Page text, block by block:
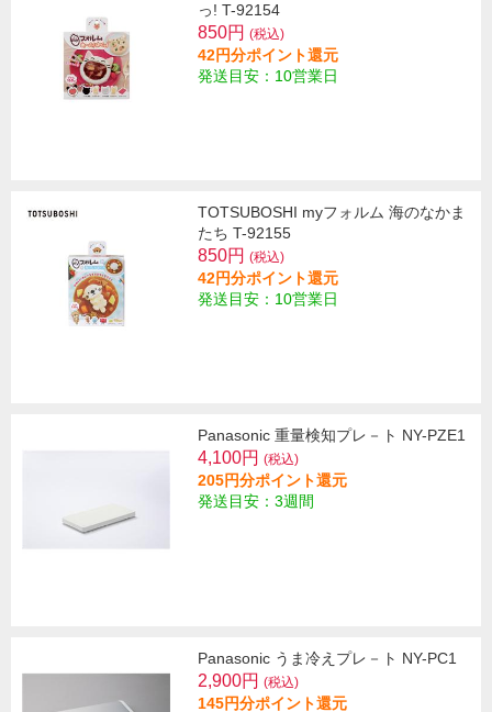
っ! T-92154
850円 (税込)
42円分ポイント還元
発送目安：10営業日
TOTSUBOSHI myフォルム 海のなかま
たち T-92155
850円 (税込)
42円分ポイント還元
発送目安：10営業日
Panasonic 重量検知プレ－ト NY-PZE1
4,100円 (税込)
205円分ポイント還元
発送目安：3週間
Panasonic うま冷えプレ－ト NY-PC1
2,900円 (税込)
145円分ポイント還元